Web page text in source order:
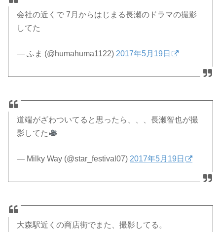
会社の近くで 7月からはじまる長瀬のドラマの撮影
してた
— ふま (@humahuma1122) 2017年5月19日
道端がざわついてると思ったら、、、長瀬智也が撮
影してた
— Milky Way (@star_festival07) 2017年5月19日
大森駅近くの商店街でまた、撮影してる。